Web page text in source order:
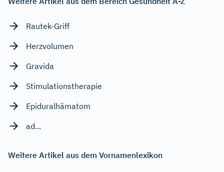
Rautek-Griff
Herzvolumen
Gravida
Stimulationstherapie
Epiduralhämatom
ad...
Weitere Artikel aus dem Vornamenlexikon